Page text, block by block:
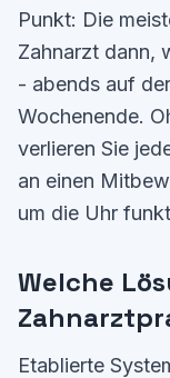
Punkt: Die
Zahnarzt dann,
- abends auf
Wochenende.
verlieren Sie
an einen
um die Uhr
Welche
Etablierte